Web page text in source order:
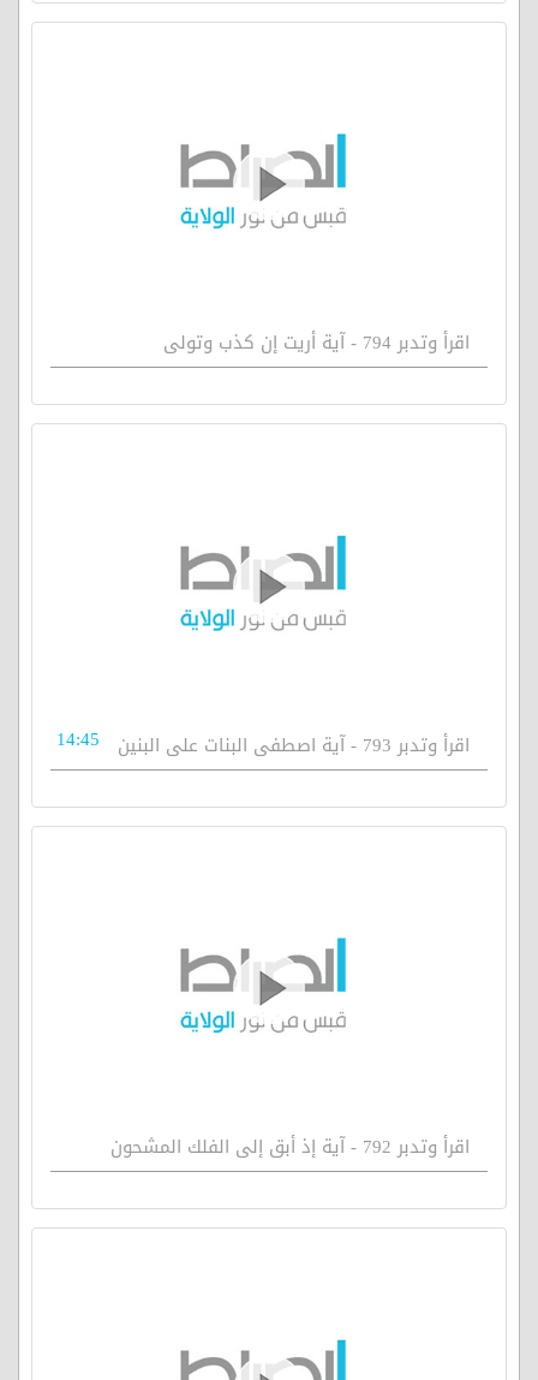
اقرأ وتدبر 794 - آية أريت إن كذب وتولى
اقرأ وتدبر 793 - آية اصطفى البنات على البنين 14:45
اقرأ وتدبر 792 - آية إذ أبق إلى الفلك المشحون